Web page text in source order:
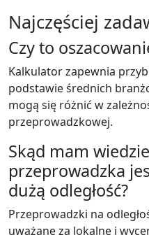
Najczęściej
Czy to
Kalkulator zapewnia
podstawie średnich
mogą się różnić w
przeprowadzkowej.
Skąd mam
przeprowadzka
dużą odległość?
Przeprowadzki na
uważane za lokalne i